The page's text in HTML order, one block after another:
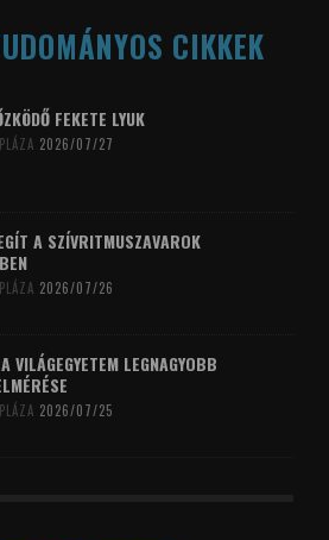
CIKKEK
FEKETE LYUK
2026/07/27
A SZÍVRITMUSZAVAROK
2026/07/26
VILÁGEGYETEM LEGNAGYOBB
2026/07/25